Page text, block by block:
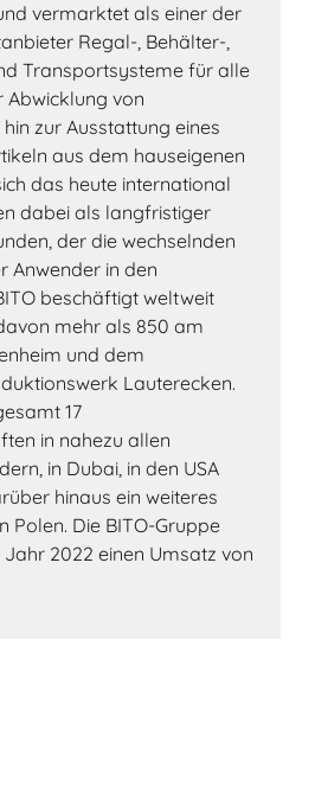
vermarktet als einer der
Regal-, Behälter-,
Transportsysteme für alle
Abwicklung von
zur Ausstattung eines
aus dem hauseigenen
das heute international
dabei als langfristiger
der die wechselnden
Anwender in den
beschäftigt weltweit
mehr als 850 am
und dem
Lauterecken.
17
in nahezu allen
in Dubai, in den USA
hinaus ein weiteres
Polen. Die BITO-Gruppe
2022 einen Umsatz von